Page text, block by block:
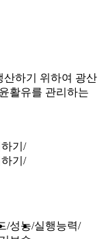
산하기 위하여 광산
활유를 관리하는
기
기
성능 실행능력